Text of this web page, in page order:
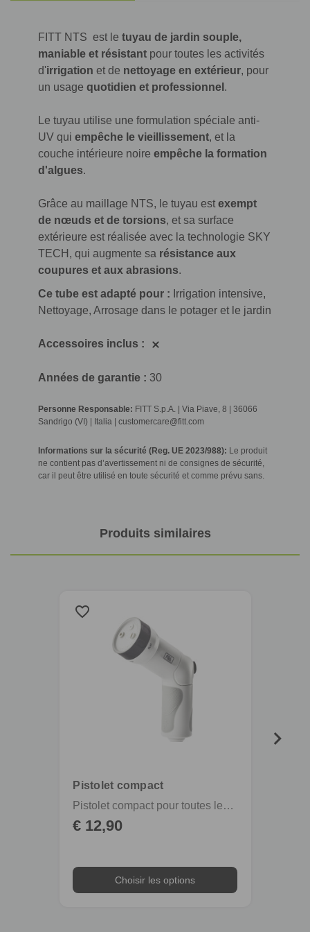
FITT NTS est le tuyau de jardin souple,
maniable et résistant pour toutes les activités
d'irrigation et de nettoyage en extérieur, pour
un usage quotidien et professionnel .
Le tuyau utilise une formulation spéciale anti-
UV qui empêche le vieillissement, et la
couche intérieure noire empêche la formation
d'algues.
Grâce au maillage NTS, le tuyau est exempt
de nœuds et de torsions, et sa surface
extérieure est réalisée avec la technologie SKY
TECH, qui augmente sa résistance aux
coupures et aux abrasions.
Ce tube est adapté pour : Irrigation intensive,
Nettoyage, Arrosage dans le potager et le jardin
Accessoires inclus :
Années de garantie : 30
Personne Responsable: FITT S.p.A. | Via Piave, 8 | 36066
Sandrigo (VI) | Italia | customercare@fitt.com
Informations sur la sécurité (Reg. UE 2023/988): Le produit
ne contient pas d’avertissement ni de consignes de sécurité,
car il peut être utilisé en toute sécurité et comme prévu sans.
Produits similaires
favorite_border
Pistolet compact
Pistolet compact pour toutes les activités d’arrosage
€ 12,90
Choisir les options